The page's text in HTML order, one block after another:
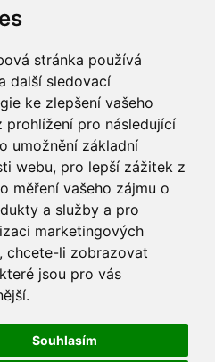
stránka používá
další sledovací
ke zlepšení vašeho
prohlížení pro následující
umožnění základní
webu, pro lepší zážitek z
měření vašeho zájmu o
a služby a pro
marketingových
,chcete-li zobrazovat
jsou pro vás
.
Souhlasím
06 srp 2026